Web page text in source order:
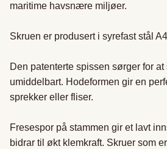
maritime havsnære miljøer.
Skruen er produsert i syrefast stål
Den patenterte spissen sørger for
umiddelbart. Hodeformen gir en
sprekker eller fliser.
Fresespor på stammen gir et lavt
bidrar til økt klemkraft. Skruer som